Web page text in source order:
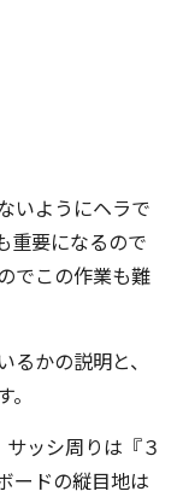
いようにヘラで
重要になるので
でこの作業も難
かの説明と、
ッシ周りは『３
ードの縦目地は